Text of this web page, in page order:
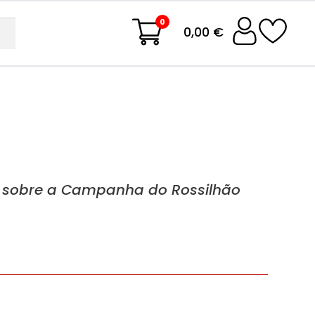
0
0,00 €
a Campanha do Rossilhão